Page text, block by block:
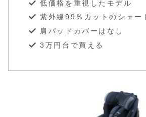
低価格を重視したモデル
紫外線99％カットのシェー
肩パッドカバーはなし
3万円台で買える